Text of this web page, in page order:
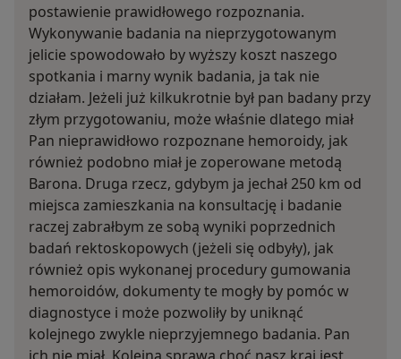
postawienie prawidłowego rozpoznania.
Wykonywanie badania na nieprzygotowanym
jelicie spowodowało by wyższy koszt naszego
spotkania i marny wynik badania, ja tak nie
działam. Jeżeli już kilkukrotnie był pan badany przy
złym przygotowaniu, może właśnie dlatego miał
Pan nieprawidłowo rozpoznane hemoroidy, jak
również podobno miał je zoperowane metodą
Barona. Druga rzecz, gdybym ja jechał 250 km od
miejsca zamieszkania na konsultację i badanie
raczej zabrałbym ze sobą wyniki poprzednich
badań rektoskopowych (jeżeli się odbyły), jak
również opis wykonanej procedury gumowania
hemoroidów, dokumenty te mogły by pomóc w
diagnostyce i może pozwoliły by uniknąć
kolejnego zwykle nieprzyjemnego badania. Pan
ich nie miał. Kolejna sprawa choć nasz kraj jest